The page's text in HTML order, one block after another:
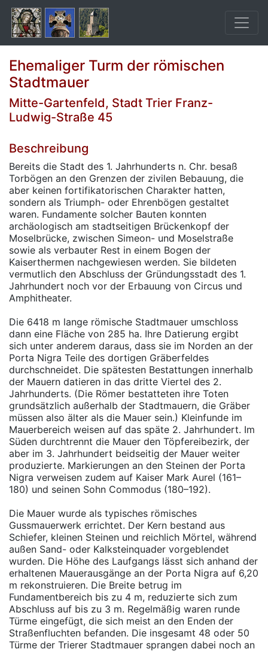
Ehemaliger Turm der römischen
Stadtmauer
Mitte-Gartenfeld, Stadt Trier Franz-
Ludwig-Straße 45
Beschreibung
Bereits die Stadt des 1. Jahrhunderts n. Chr. besaß
Torbögen an den Grenzen der zivilen Bebauung, die
aber keinen fortifikatorischen Charakter hatten,
sondern als Triumph- oder Ehrenbögen gestaltet
waren. Fundamente solcher Bauten konnten
archäologisch am stadtseitigen Brückenkopf der
Moselbrücke, zwischen Simeon- und Moselstraße
sowie als verbauter Rest in einem Bogen der
Kaiserthermen nachgewiesen werden. Sie bildeten
vermutlich den Abschluss der Gründungsstadt des 1.
Jahrhundert noch vor der Erbauung von Circus und
Amphitheater.
Die 6418 m lange römische Stadtmauer umschloss
dann eine Fläche von 285 ha. Ihre Datierung ergibt
sich unter anderem daraus, dass sie im Norden an der
Porta Nigra Teile des dortigen Gräberfeldes
durchschneidet. Die spätesten Bestattungen innerhalb
der Mauern datieren in das dritte Viertel des 2.
Jahrhunderts. (Die Römer bestatteten ihre Toten
grundsätzlich außerhalb der Stadtmauern, die Gräber
müssen also älter als die Mauer sein.) Kleinfunde im
Mauerbereich weisen auf das späte 2. Jahrhundert. Im
Süden durchtrennt die Mauer den Töpfereibezirk, der
aber im 3. Jahrhundert beidseitig der Mauer weiter
produzierte. Markierungen an den Steinen der Porta
Nigra verweisen zudem auf Kaiser Mark Aurel (161–
180) und seinen Sohn Commodus (180–192).
Die Mauer wurde als typisches römisches
Gussmauerwerk errichtet. Der Kern bestand aus
Schiefer, kleinen Steinen und reichlich Mörtel, während
außen Sand- oder Kalksteinquader vorgeblendet
wurden. Die Höhe des Laufgangs lässt sich anhand der
erhaltenen Mauerausgänge an der Porta Nigra auf 6,20
m rekonstruieren. Die Breite betrug im
Fundamentbereich bis zu 4 m, reduzierte sich zum
Abschluss auf bis zu 3 m. Regelmäßig waren runde
Türme eingefügt, die sich meist an den Enden der
Straßenfluchten befanden. Die insgesamt 48 oder 50
Türme der Trierer Stadtmauer sprangen dabei noch an